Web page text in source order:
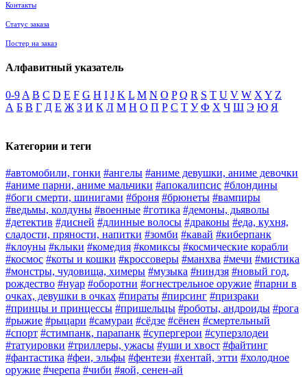
Контакты
Статус заказа
Постер на заказ
Алфавитный указатель
0-9 A B C D E F G H I J K L M N O P Q R S T U V W X Y Z
А Б В Г Д Е Ж З И К Л М Н О П Р С Т У Ф Х Ч Ш Э Ю Я
Категории и теги
#автомобили, гонки #ангелы #аниме девушки, аниме девочки
#аниме парни, аниме мальчики #апокалипсис #блондины
#боги смерти, шинигами #броня #брюнеты #вампиры
#ведьмы, колдуны #военные #готика #демоны, дьяволы
#детектив #дисней #длинные волосы #драконы #еда, кухня,
сладости, пряности, напитки #зомби #кавай #киберпанк
#клоуны #клыки #комедия #комиксы #космические корабли
#космос #коты и кошки #кроссоверы #манхва #мечи #мистика
#монстры, чудовища, химеры #музыка #ниндзя #новый год,
рождество #нуар #оборотни #огнестрельное оружие #парни в
очках, девушки в очках #пираты #пирсинг #призраки
#принцы и принцессы #пришельцы #роботы, андроиды #рога
#рыжие #рыцари #самураи #сёдзе #сёнен #смертельный
#спорт #стимпанк, парапанк #супергерои #суперзлодеи
#татуировки #триллеры, ужасы #уши и хвост #файтинг
#фантастика #феи, эльфы #фентези #хентай, этти #холодное
оружие #черепа #чиби #яой, сенен-ай